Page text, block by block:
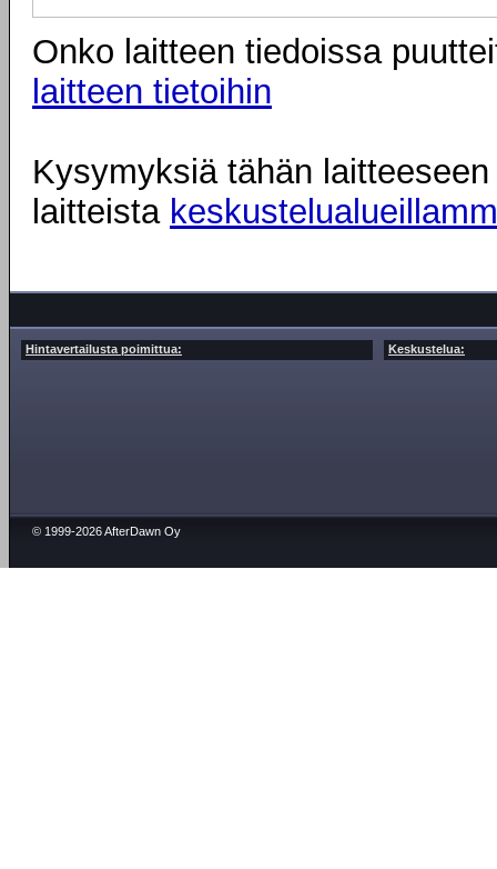
Onko laitteen tiedoissa
laitteen tietoihin
Kysymyksiä tähän
laitteista
Hintavertailusta poimittua: Keskustelua:
© 1999-2026 AfterDawn Oy